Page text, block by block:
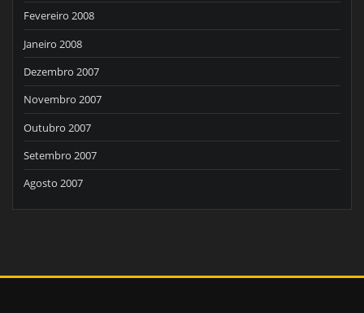
Fevereiro 2008
Janeiro 2008
Dezembro 2007
Novembro 2007
Outubro 2007
Setembro 2007
Agosto 2007